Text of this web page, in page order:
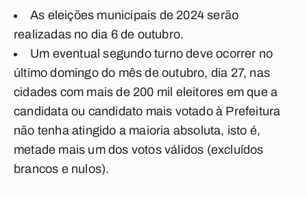
As eleições municipais de 2024 serão
realizadas no dia 6 de outubro.
Um eventual segundo turno deve ocorrer no
último domingo do mês de outubro, dia 27, nas
cidades com mais de 200 mil eleitores em que a
candidata ou candidato mais votado à Prefeitura
não tenha atingido a maioria absoluta, isto é,
metade mais um dos votos válidos (excluídos
brancos e nulos).